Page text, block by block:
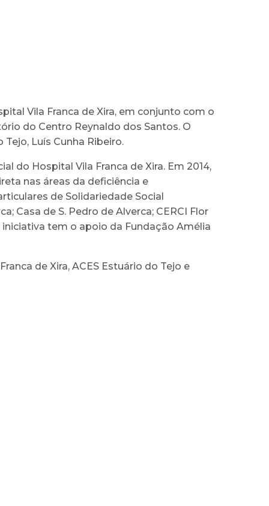
Vila Franca de Xira, em conjunto com o
do Centro Reynaldo dos Santos. O
Luís Cunha Ribeiro.
do Hospital Vila Franca de Xira. Em 2014,
nas áreas da deficiência e
de Solidariedade Social
Casa de S. Pedro de Alverca; CERCI Flor
iniciativa tem o apoio da Fundação Amélia
de Xira, ACES Estuário do Tejo e